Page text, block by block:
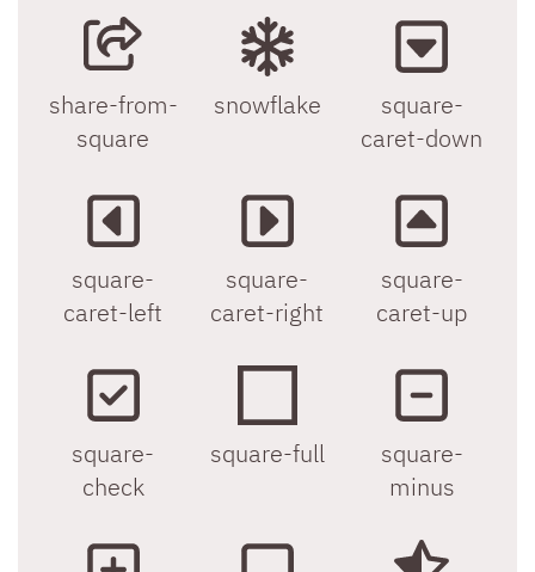
share-from-
square
snowflake
square-
caret-down
square-
caret-left
square-
caret-right
square-
caret-up
square-
check
square-full
square-
minus